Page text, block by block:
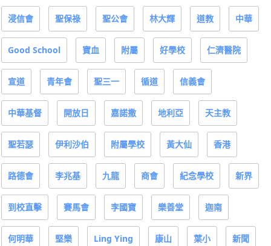
浸信會 聖保祿 聖公會 林大輝 道教 中華
Good School 寶血 附屬 好學校 仁濟醫院
宣道 青年會 聖三一 循道 信義會
中華基督 開放日 嘉諾撒 地利亞 天主教
聖若瑟 伊利沙伯 附屬學校 黃大仙 香港
路德會 李兆基 九龍 商會 紀念學校 新界
到校直擊 賽馬會 李國寶 樂善堂 迦南
何明華 堅樂 Ling Ying 康山 葉小 新聞